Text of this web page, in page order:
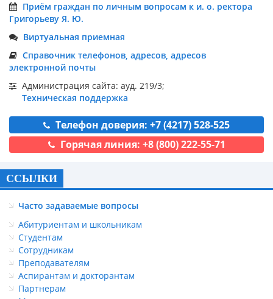
Приём граждан по личным вопросам к и. о. ректора
Григорьеву Я. Ю.
Виртуальная приемная
Справочник телефонов, адресов, адресов
электронной почты
Администрация сайта: ауд. 219/3;
Техническая поддержка
Телефон доверия: +7 (4217) 528-525
Горячая линия: +8 (800) 222-55-71
ССЫЛКИ
Часто задаваемые вопросы
Абитуриентам и школьникам
Студентам
Сотрудникам
Преподавателям
Аспирантам и докторантам
Партнерам